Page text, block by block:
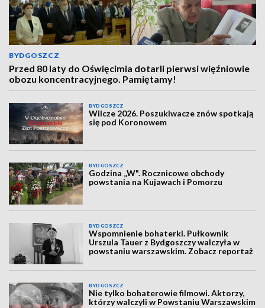
BYDGOSZCZ
Przed 80 laty do Oświęcimia dotarli pierwsi więźniowie
obozu koncentracyjnego. Pamiętamy!
BYDGOSZCZ
Wilcze 2026. Poszukiwacze znów spotkają
się pod Koronowem
BYDGOSZCZ
Godzina „W". Rocznicowe obchody
powstania na Kujawach i Pomorzu
BYDGOSZCZ
Wspomnienie bohaterki. Pułkownik
Urszula Tauer z Bydgoszczy walczyła w
powstaniu warszawskim. Zobacz reportaż
BYDGOSZCZ
Nie tylko bohaterowie filmowi. Aktorzy,
którzy walczyli w Powstaniu Warszawskim